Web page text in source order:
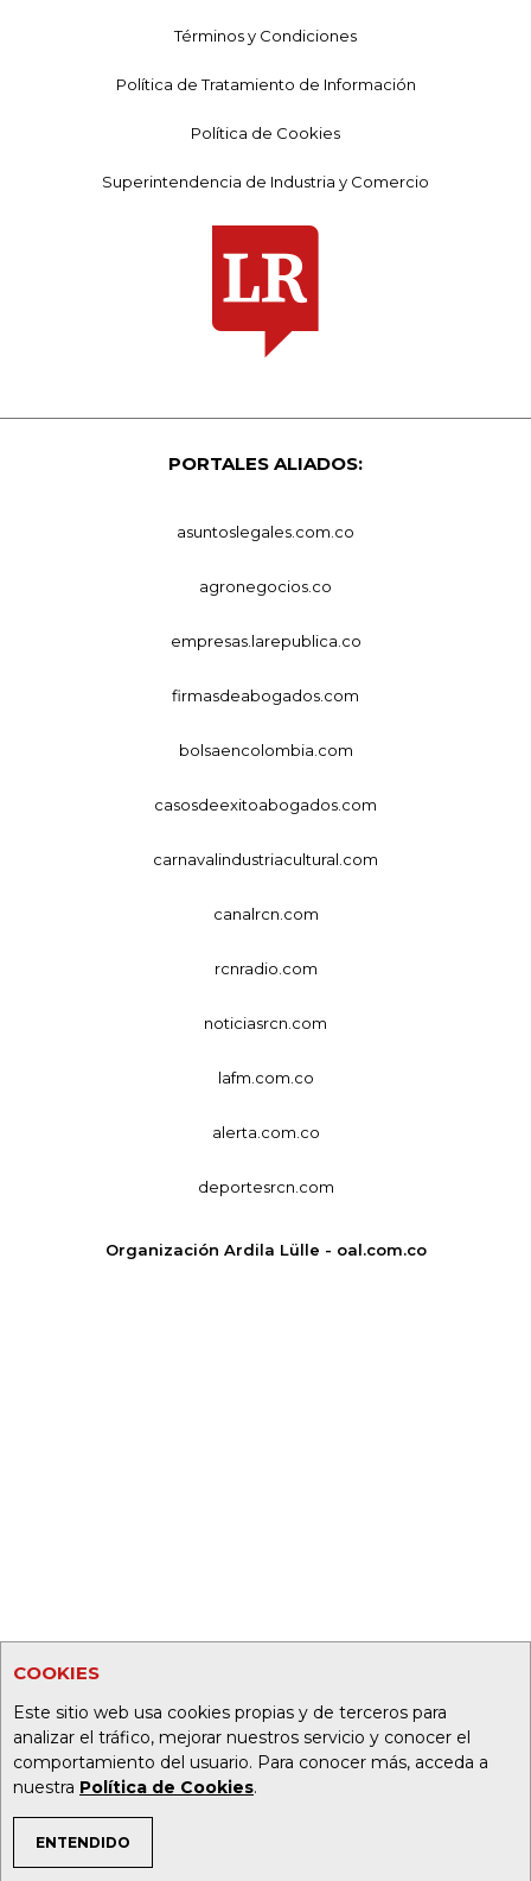
COOKIES
Este sitio web usa cookies propias y de terceros para
analizar el tráfico, mejorar nuestros servicio y conocer el
comportamiento del usuario. Para conocer más, acceda a
nuestra Política de Cookies.
ENTENDIDO
TEMAS DE INTERÉS
Términos y Condiciones
Política de Tratamiento de Información
Política de Cookies
Superintendencia de Industria y Comercio
PORTALES ALIADOS:
asuntoslegales.com.co
agronegocios.co
empresas.larepublica.co
firmasdeabogados.com
bolsaencolombia.com
casosdeexitoabogados.com
carnavalindustriacultural.com
canalrcn.com
rcnradio.com
noticiasrcn.com
lafm.com.co
alerta.com.co
deportesrcn.com
Organización Ardila Lülle - oal.com.co